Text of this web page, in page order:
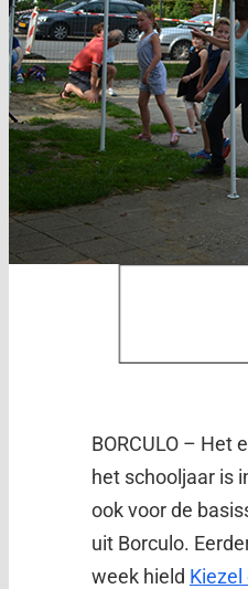
BORCULO – Het
het schooljaar is
ook voor de
uit Borculo.
week hield Kiezel